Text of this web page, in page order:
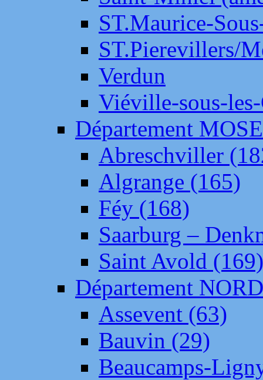
ST.Maurice-
ST.Pierevillers/
Verdun
Viéville-sous-
Département
Abreschviller
Algrange (165)
Féy (168)
Saarburg –
Saint Avold (169)
Département NORD
Assevent (63)
Bauvin (29)
Beaucamps-